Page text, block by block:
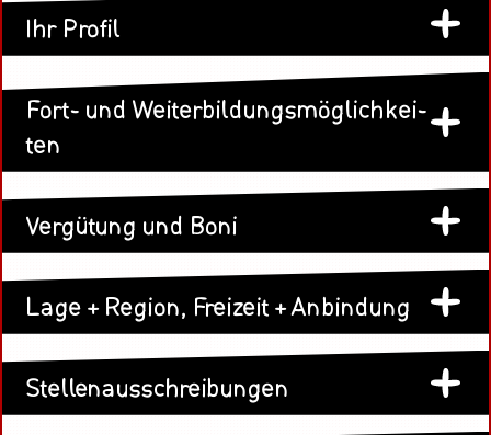
Ihr Pro­fil
Fort- und Wei­ter­bil­dungs­mög­lich­kei­
ten
Ver­gü­tung und Boni
Lage + Re­gi­on, Frei­zeit + An­bin­dung
Stel­len­aus­schrei­bun­gen